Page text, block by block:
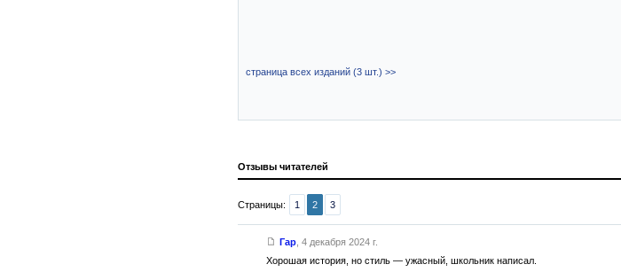
страница всех изданий (3 шт.) >>
Отзывы читателей
Страницы: 1 2 3
Гар, 4 декабря 2024 г.
Хорошая история, но стиль — ужасный, школьник написал.